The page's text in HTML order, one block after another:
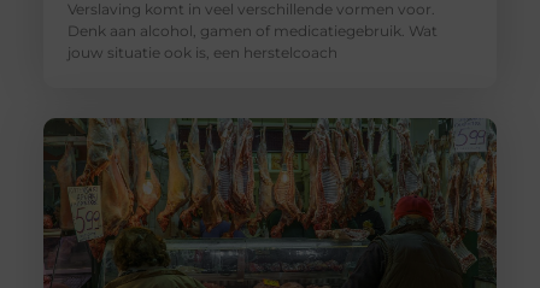
Verslaving komt in veel verschillende vormen voor.
Denk aan alcohol, gamen of medicatiegebruik. Wat
jouw situatie ook is, een herstelcoach